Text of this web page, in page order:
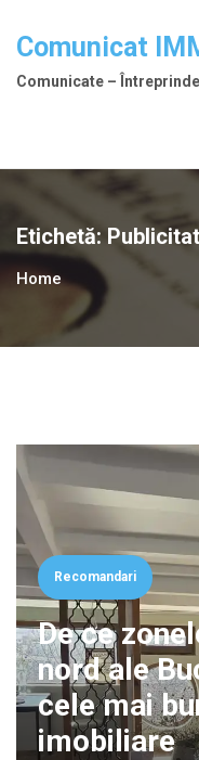
Comunicat
Comunicate –
Etichetă:
Home
Recomandari
De ce
nord ale
cele mai
imobiliare